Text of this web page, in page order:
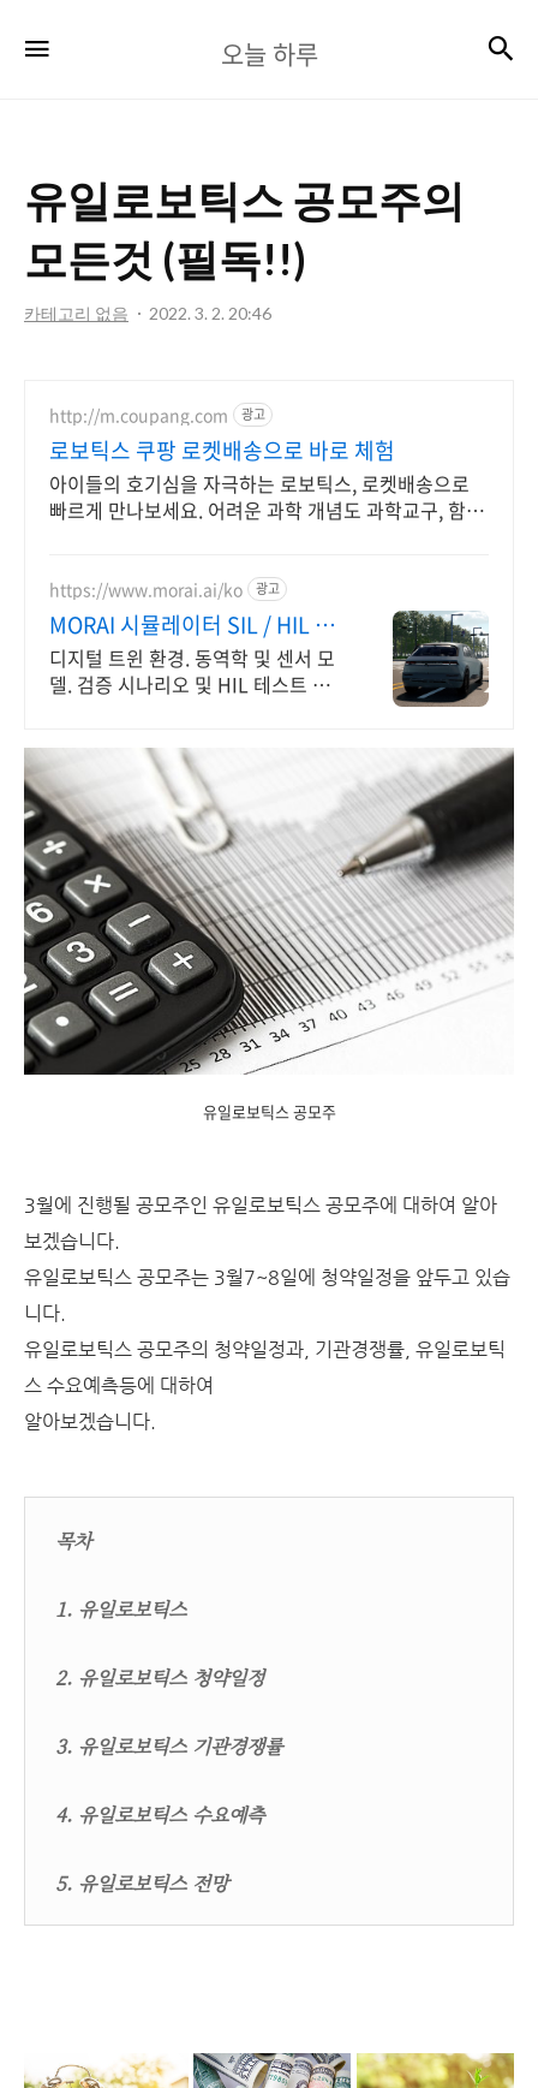
늘
오늘 하루
유일로보틱스 공모주의
모든것 (필독!!)
카테고리 없음 2022. 3. 2. 20:46
http://m.coupang.com 광고
로보틱스 쿠팡 로켓배송으로 바로 체험
아이들의 호기심을 자극하는 로보틱스, 로켓배송으로
빠르게 만나보세요. 어려운 과학 개념도 과학교구, 함께
https://www.morai.ai/ko 광고
MORAI 시뮬레이터 SIL / HIL 시
뮬레이션
디지털 트윈 환경. 동역학 및 센서 모
델. 검증 시나리오 및 HIL 테스트 지
유일로보틱스 공모주
3월에 진행될 공모주인 유일로보틱스 공모주에 대하여 알아
보겠습니다.
유일로보틱스 공모주는 3월7~8일에 청약일정을 앞두고 있습
니다.
유일로보틱스 공모주의 청약일정과, 기관경쟁률, 유일로보틱
스 수요예측등에 대하여
알아보겠습니다.
목차
1. 유일로보틱스
2. 유일로보틱스 청약일정
3. 유일로보틱스 기관경쟁률
4. 유일로보틱스 수요예측
5. 유일로보틱스 전망